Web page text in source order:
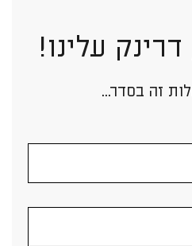
עלינו!
זה בסדר...